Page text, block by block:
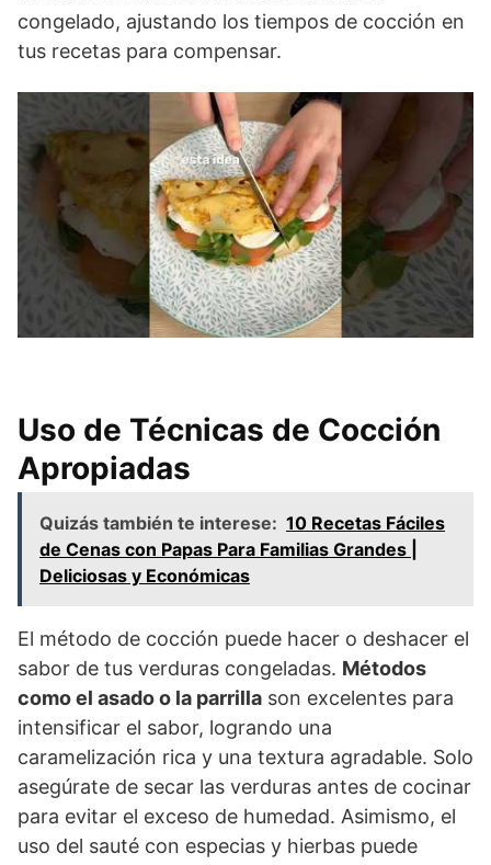
congelado, ajustando los tiempos de cocción en
tus recetas para compensar.
Uso de Técnicas de Cocción
Apropiadas
Quizás también te interese: 10 Recetas Fáciles
de Cenas con Papas Para Familias Grandes |
Deliciosas y Económicas
El método de cocción puede hacer o deshacer el
sabor de tus verduras congeladas. Métodos
como el asado o la parrilla son excelentes para
intensificar el sabor, logrando una
caramelización rica y una textura agradable. Solo
asegúrate de secar las verduras antes de cocinar
para evitar el exceso de humedad. Asimismo, el
uso del sauté con especias y hierbas puede